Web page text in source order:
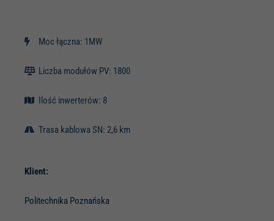
Moc łączna: 1MW
Liczba modułów PV: 1800
Ilość inwerterów: 8
Trasa kablowa SN: 2,6 km
Klient:
Politechnika Poznańska